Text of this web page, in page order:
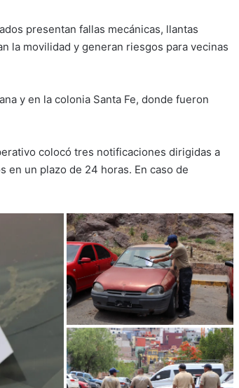
presentan fallas mecánicas, llantas
la movilidad y generan riesgos para vecinas
y en la colonia Santa Fe, donde fueron
colocó tres notificaciones dirigidas a
un plazo de 24 horas. En caso de